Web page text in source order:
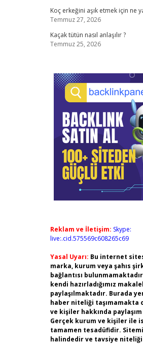
Koç erkeğini aşık etmek için ne
Temmuz 27, 2026
Kaçak tütün nasıl anlaşılır ?
Temmuz 25, 2026
Reklam ve İletişim: Skype:
live:.cid.575569c608265c69
Yasal Uyarı: Bu internet
marka, kurum veya şahıs
bağlantısı
kendi hazırladığımız
paylaşılmaktadır. Burada
haber niteliği taşımamakta
ve kişiler hakkında
Gerçek kurum ve kişiler ile
tamamen tesadüfidir.
halindedir ve tavsiye niteliği